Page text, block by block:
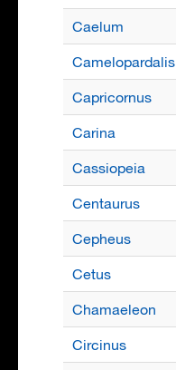
Caelum
Camelopardalis
Capricornus
Carina
Cassiopeia
Centaurus
Cepheus
Cetus
Chamaeleon
Circinus